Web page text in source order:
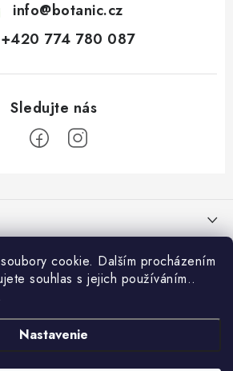
cookie. Dalším procházením
souhlas s jejich používáním..
Nastavenie
info@botanic.cz
+420 774 780 087
svetom bylín, vitamínov a
kapsuly alebo gumové cukríky?